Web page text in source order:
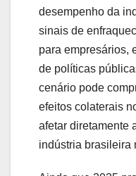
desempenho da
sinais de
para empresários,
de políticas
cenário pode
efeitos colaterais
afetar diretamente
indústria brasileira